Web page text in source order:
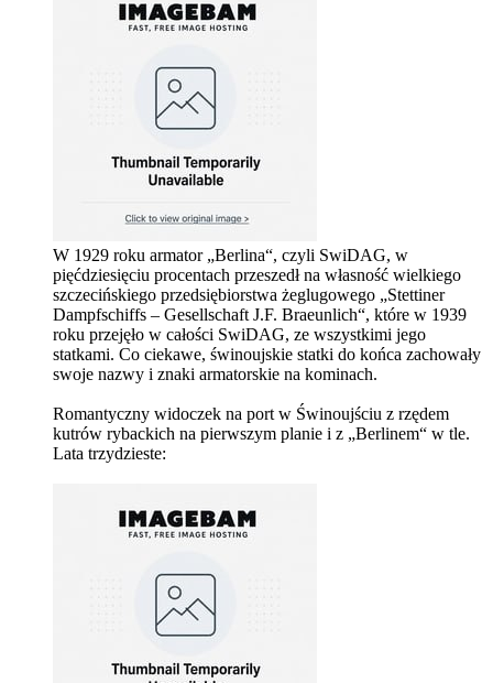
W 1929 roku armator „Berlina“, czyli SwiDAG, w
pięćdziesięciu procentach przeszedł na własność wielkiego
szczecińskiego przedsiębiorstwa żeglugowego „Stettiner
Dampfschiffs – Gesellschaft J.F. Braeunlich“, które w 1939
roku przejęło w całości SwiDAG, ze wszystkimi jego
statkami. Co ciekawe, świnoujskie statki do końca zachowały
swoje nazwy i znaki armatorskie na kominach.
Romantyczny widoczek na port w Świnoujściu z rzędem
kutrów rybackich na pierwszym planie i z „Berlinem“ w tle.
Lata trzydzieste: